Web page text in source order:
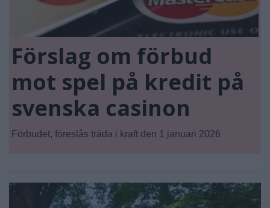
Förslag om förbud
mot spel på kredit på
svenska casinon
Förbudet, föreslås träda i kraft den 1 januari 2026